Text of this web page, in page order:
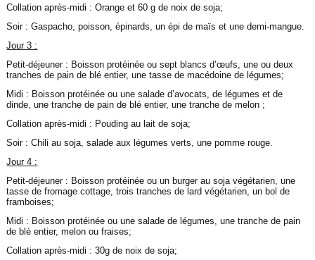
Collation après-midi : Orange et 60 g de noix de soja;
Soir : Gaspacho, poisson, épinards, un épi de maïs et une demi-mangue.
Jour 3 :
Petit-déjeuner : Boisson protéinée ou sept blancs d’œufs, une ou deux
tranches de pain de blé entier, une tasse de macédoine de légumes;
Midi : Boisson protéinée ou une salade d’avocats, de légumes et de
dinde, une tranche de pain de blé entier, une tranche de melon ;
Collation après-midi : Pouding au lait de soja;
Soir : Chili au soja, salade aux légumes verts, une pomme rouge.
Jour 4 :
Petit-déjeuner : Boisson protéinée ou un burger au soja végétarien, une
tasse de fromage cottage, trois tranches de lard végétarien, un bol de
framboises;
Midi : Boisson protéinée ou une salade de légumes, une tranche de pain
de blé entier, melon ou fraises;
Collation après-midi : 30g de noix de soja;